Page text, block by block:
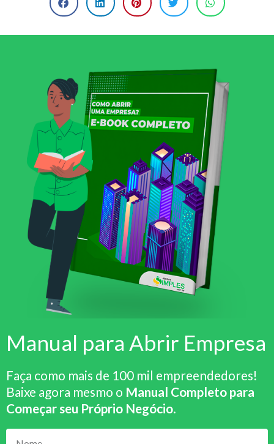
Manual para Abrir Empresa
Faça como mais de 100 mil empreendedores!
Baixe agora mesmo o Manual Completo para
Começar seu Próprio Negócio.